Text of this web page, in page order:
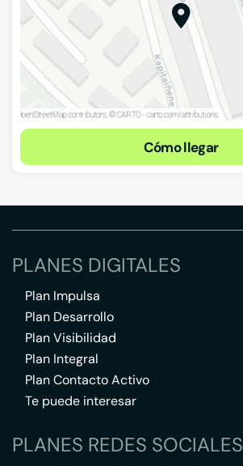
Cómo llegar
PLANES DIGITALES
Plan Impulsa
Plan Desarrollo
Plan Visibilidad
Plan Integral
Plan Contacto Activo
Te puede interesar
PLANES REDES SOCIALES